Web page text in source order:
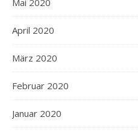
April 2020
März 2020
Februar 2020
Januar 2020